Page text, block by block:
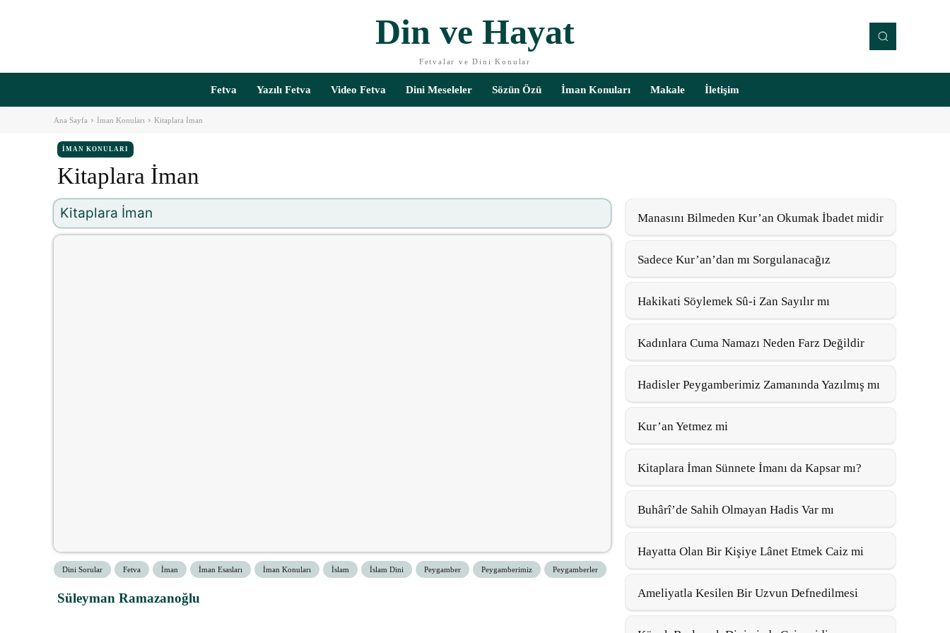
Din ve Hayat
Fetvalar ve Dini Konular
Fetva Yazılı Fetva Video Fetva Dini Meseleler Sözün Özü İman Konuları Makale İletişim
Ana Sayfa İman Konuları Kitaplara İman
İMAN KONULARI
Kitaplara İman
Kitaplara İman
Dini Sorular Fetva İman İman Esasları İman Konuları İslam İslam Dini Peygamber Peygamberimiz Peygamberler
Süleyman Ramazanoğlu
Manasını Bilmeden Kur’an Okumak İbadet midir
Sadece Kur’an’dan mı Sorgulanacağız
Hakikati Söylemek Sû-i Zan Sayılır mı
Kadınlara Cuma Namazı Neden Farz Değildir
Hadisler Peygamberimiz Zamanında Yazılmış mı
Kur’an Yetmez mi
Kitaplara İman Sünnete İmanı da Kapsar mı?
Buhârî’de Sahih Olmayan Hadis Var mı
Hayatta Olan Bir Kişiye Lânet Etmek Caiz mi
Ameliyatla Kesilen Bir Uzvun Defnedilmesi